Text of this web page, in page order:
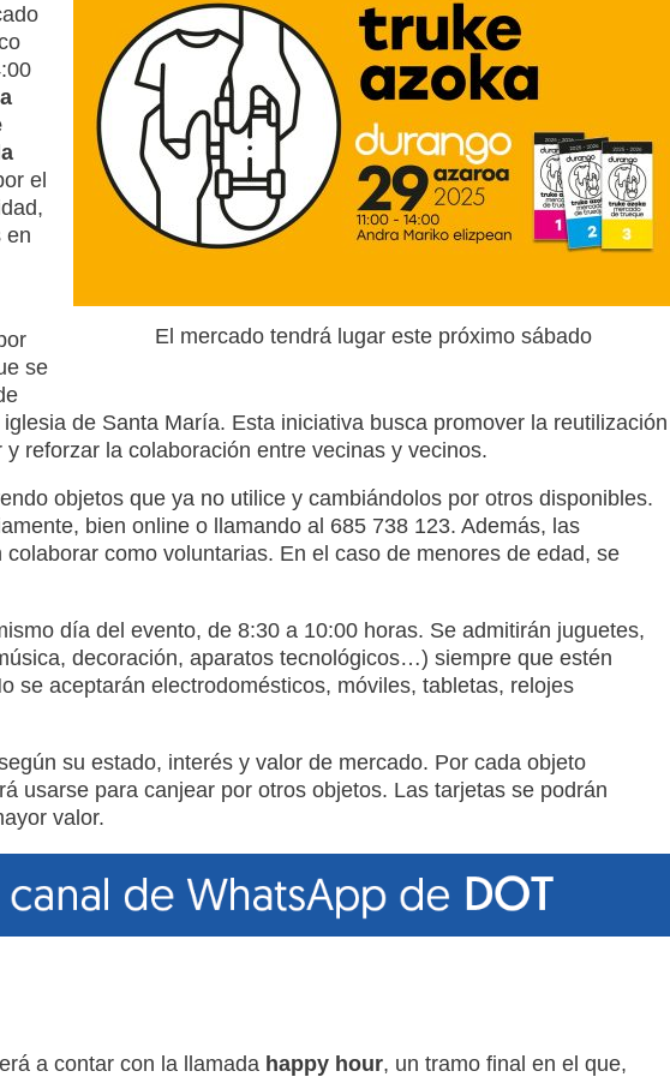
El mercado tendrá lugar este próximo sábado
el
en
se
de Santa María. Esta iniciativa busca promover la reutilización
reforzar la colaboración entre vecinas y vecinos.
objetos que ya no utilice y cambiándolos por otros disponibles.
bien online o llamando al 685 738 123. Además, las
como voluntarias. En el caso de menores de edad, se
día del evento, de 8:30 a 10:00 horas. Se admitirán juguetes,
decoración, aparatos tecnológicos…) siempre que estén
se aceptarán electrodomésticos, móviles, tabletas, relojes
su estado, interés y valor de mercado. Por cada objeto
usarse para canjear por otros objetos. Las tarjetas se podrán
valor.
a contar con la llamada happy hour, un tramo final en el que,